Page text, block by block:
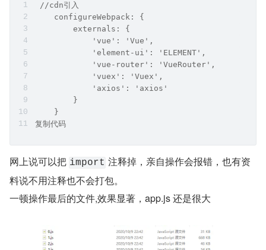
//cdn引入
    configureWebpack: {
        externals: {
            'vue': 'Vue',
            'element-ui': 'ELEMENT',
            'vue-router': 'VueRouter',
            'vuex': 'Vuex',
            'axios': 'axios'
        }
    }
复制代码
网上说可以把 import 注释掉，亲自操作会报错，也有资
料说不用注释也不会打包。
一顿操作最后的文件,效果显著，app.js 还是很大